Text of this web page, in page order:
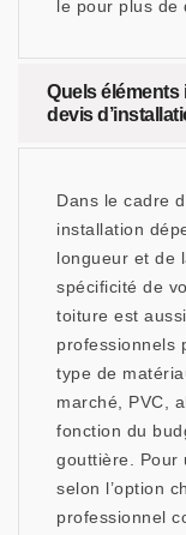
le pour plus de
Quels éléments
devis
Dans le cadre
installation
longueur et de
spécificité de
toiture est
professionnels
type de
marché, PVC,
fonction du
gouttière. Pour
selon l’option
professionnel